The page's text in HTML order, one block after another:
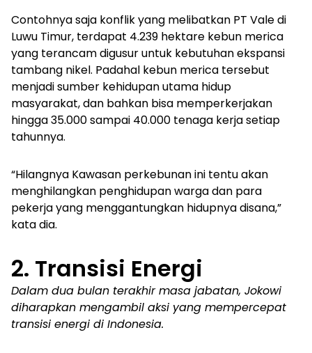
Contohnya saja konflik yang melibatkan PT Vale di
Luwu Timur, terdapat 4.239 hektare kebun merica
yang terancam digusur untuk kebutuhan ekspansi
tambang nikel. Padahal kebun merica tersebut
menjadi sumber kehidupan utama hidup
masyarakat, dan bahkan bisa memperkerjakan
hingga 35.000 sampai 40.000 tenaga kerja setiap
tahunnya.
“Hilangnya Kawasan perkebunan ini tentu akan
menghilangkan penghidupan warga dan para
pekerja yang menggantungkan hidupnya disana,”
kata dia.
2. Transisi Energi
Dalam dua bulan terakhir masa jabatan, Jokowi
diharapkan mengambil aksi yang mempercepat
transisi energi di Indonesia.